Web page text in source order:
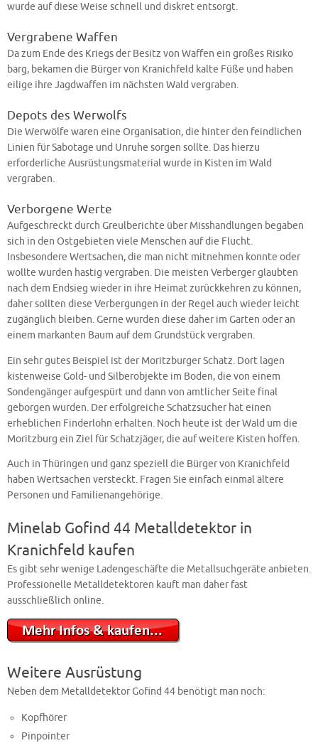
wurde auf diese Weise schnell und diskret entsorgt.
Vergrabene Waffen
Da zum Ende des Kriegs der Besitz von Waffen ein großes Risiko
barg, bekamen die Bürger von Kranichfeld kalte Füße und haben
eilige ihre Jagdwaffen im nächsten Wald vergraben.
Depots des Werwolfs
Die Werwölfe waren eine Organisation, die hinter den feindlichen
Linien für Sabotage und Unruhe sorgen sollte. Das hierzu
erforderliche Ausrüstungsmaterial wurde in Kisten im Wald
vergraben.
Verborgene Werte
Aufgeschreckt durch Greulberichte über Misshandlungen begaben
sich in den Ostgebieten viele Menschen auf die Flucht.
Insbesondere Wertsachen, die man nicht mitnehmen konnte oder
wollte wurden hastig vergraben. Die meisten Verberger glaubten
nach dem Endsieg wieder in ihre Heimat zurückkehren zu können,
daher sollten diese Verbergungen in der Regel auch wieder leicht
zugänglich bleiben. Gerne wurden diese daher im Garten oder an
einem markanten Baum auf dem Grundstück vergraben.
Ein sehr gutes Beispiel ist der Moritzburger Schatz. Dort lagen
kistenweise Gold- und Silberobjekte im Boden, die von einem
Sondengänger aufgespürt und dann von amtlicher Seite final
geborgen wurden. Der erfolgreiche Schatzsucher hat einen
erheblichen Finderlohn erhalten. Noch heute ist der Wald um die
Moritzburg ein Ziel für Schatzjäger, die auf weitere Kisten hoffen.
Auch in Thüringen und ganz speziell die Bürger von Kranichfeld
haben Wertsachen versteckt. Fragen Sie einfach einmal ältere
Personen und Familienangehörige.
Minelab Gofind 44 Metalldetektor in
Kranichfeld kaufen
Es gibt sehr wenige Ladengeschäfte die Metallsuchgeräte anbieten.
Professionelle Metalldetektoren kauft man daher fast
ausschließlich online.
Weitere Ausrüstung
Neben dem Metalldetektor Gofind 44 benötigt man noch:
Kopfhörer
Pinpointer